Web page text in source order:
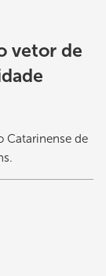
vetor de
Catarinense de